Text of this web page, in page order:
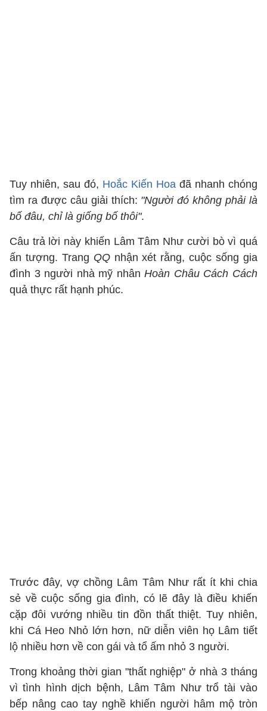
Tuy nhiên, sau đó, Hoắc Kiến Hoa đã nhanh chóng
tìm ra được câu giải thích: "Người đó không phải là
bố đâu, chỉ là giống bố thôi".
Câu trả lời này khiến Lâm Tâm Như cười bò vì quá
ấn tượng. Trang QQnhận xét rằng, cuộc sống gia
đình 3 người nhà mỹ nhânHoàn Châu Cách Cách
quả thực rất hạnh phúc.
Trước đây, vợ chồng Lâm Tâm Như rất ít khi chia
sẻ về cuộc sống gia đình, có lẽ đây là điều khiến
cặp đôi vướng nhiều tin đồn thất thiệt. Tuy nhiên,
khi Cá Heo Nhỏ lớn hơn, nữ diễn viên họ Lâm tiết
lộ nhiều hơn về con gái và tổ ấm nhỏ 3 người.
Trong khoảng thời gian "thất nghiệp" ở nhà 3 tháng
vì tình hình dịch bệnh, Lâm Tâm Như trổ tài vào
bếp nâng cao tay nghề khiến người hâm mộ tròn